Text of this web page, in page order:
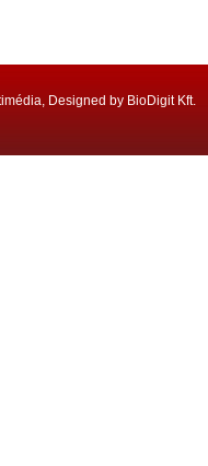
Designed by BioDigit Kft.